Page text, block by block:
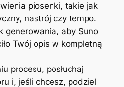
piosenki, takie jak
nastrój czy tempo.
generowania, aby Suno
Twój opis w kompletną
procesu, posłuchaj
i, jeśli chcesz, podziel